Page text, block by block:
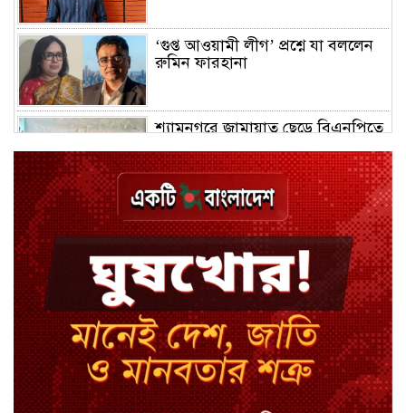
‘গুপ্ত আওয়ামী লীগ’ প্রশ্নে যা বললেন
রুমিন ফারহানা
শ্যামনগরে জামায়াত ছেড়ে বিএনপিতে
ঢাকায় হালকা বৃষ্টির সম্ভাবনা, বাড়তে
পারে তাপমাত্রা
মন্ত্রী-এমপিদের উপস্থিতিতে ইউএনওর
আইফোন চুরি
সিরাজগঞ্জে বাস ট্রাক দুর্ঘটনা, চালকসহ
নিহত ২